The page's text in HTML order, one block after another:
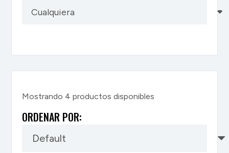
Mostrando 4 productos disponibles
ORDENAR POR: